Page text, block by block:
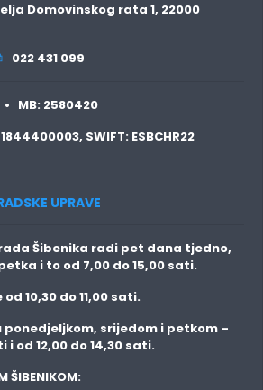
Domovinskog rata 1, 22000
022 431 099
MB: 2580420
SWIFT: ESBCHR22
UPRAVE
Šibenika radi pet dana tjedno,
i to od 7,00 do 15,00 sati.
od 10,30 do 11,00 sati.
ponedjeljkom, srijedom i petkom –
i od 12,00 do 14,30 sati.
ŠIBENIKOM: